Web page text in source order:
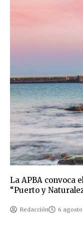
La APBA convoca
“Puerto y
Redacción 6